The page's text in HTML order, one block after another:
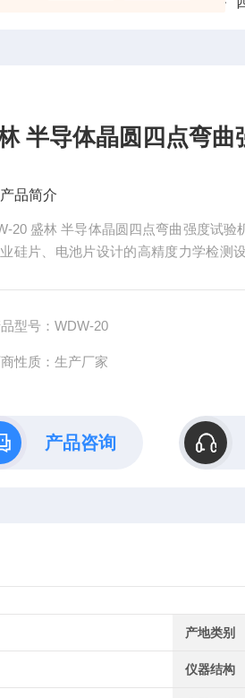
半导体晶圆四点弯曲
产品简介
20 盛林 半导体晶圆四点弯曲强度试
硅片、电池片设计的高精度力学检测
计算四点弯曲强度、弹性模量等关键指
型号：WDW-20
性质：生产厂家
产品咨询
产地类别
仪器结构